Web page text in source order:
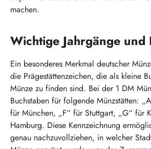
machen.
Wichtige Jahrgänge und
Ein besonderes Merkmal deutscher
die Prägestättenzeichen, die als kleine
Münze zu finden sind. Bei der 1 DM
Buchstaben für folgende Münzstätten:
für München, „F“ für Stuttgart, „G“ für
Hamburg. Diese Kennzeichnung
genau nachzuvollziehen, in welcher